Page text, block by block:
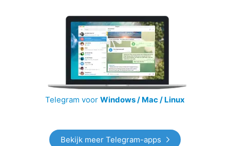
Telegram voor Windows / Mac / Linux
Bekijk meer Telegram-apps